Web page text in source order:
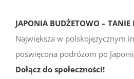
JAPONIA BUDŻETOWO –
Największa w polskojęzycznym
poświęcona podróżom po Japonii
Dołącz do społeczności!